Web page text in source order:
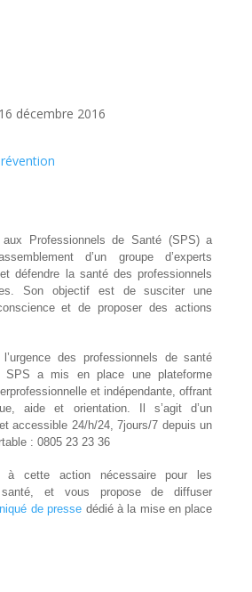
décembre 2016
aux Professionnels de Santé (SPS) a
d’un groupe d’experts
défendre la santé des professionnels
Son objectif est de susciter une
et de proposer des actions
des professionnels de santé
SPS a mis en place une plateforme
et indépendante, offrant
aide et orientation. Il s’agit d’un
accessible 24/h/24, 7jours/7 depuis un
: 0805 23 23 36
à cette action nécessaire pour les
santé, et vous propose de diffuser
de presse dédié à la mise en place